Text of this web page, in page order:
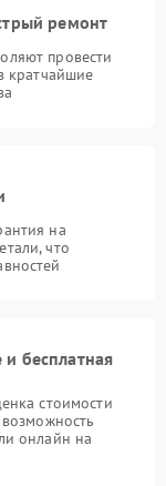
ремонт
провести
кратчайшие
на
что
бесплатная
стоимости
онлайн на